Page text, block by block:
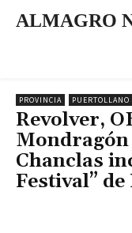
ALMAGRO
PROVINCIA PUERTOLLANO
Revolver,
Chanclas
Festival”